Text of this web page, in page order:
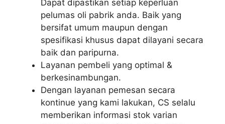
Dapat dipastikan setiap keperluan
pelumas oli pabrik anda. Baik yang
bersifat umum maupun dengan
spesifikasi khusus dapat dilayani secara
baik dan paripurna.
Layanan pembeli yang optimal &
berkesinambungan.
Dengan layanan pemesan secara
kontinue yang kami lakukan, CS selalu
memberikan informasi stok varian